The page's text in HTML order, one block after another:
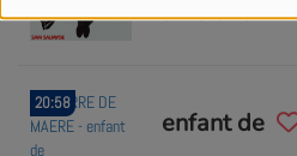
SAM SAUVAGE
20:58
enfant de